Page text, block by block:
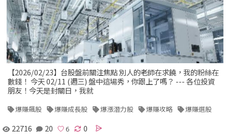
【2026/02/23】台股盤前關注焦點 別人的老師在求饒，我的粉絲在
數錢！ 今天 02/11 (週三) 盤中這場秀，你跟上了嗎？ --- 各位投資
朋友！今天是封關日，我就
爆賺飆股 爆賺成長股 爆漲潛力股 爆賺攻略 爆賺選股
22716 20 0